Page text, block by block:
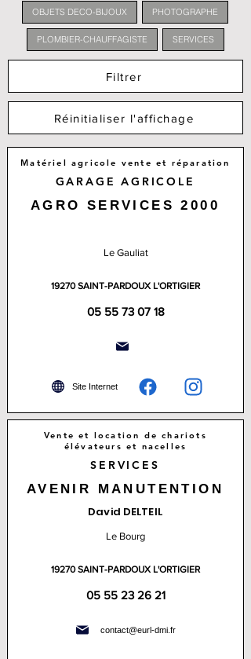
OBJETS DECO-BIJOUX PHOTOGRAPHE
PLOMBIER-CHAUFFAGISTE SERVICES
Filtrer
Réinitialiser l'affichage
Matériel agricole vente et réparation
GARAGE AGRICOLE
AGRO SERVICES 2000
Le Gauliat
19270 SAINT-PARDOUX L'ORTIGIER
05 55 73 07 18
Site Internet
Vente et location de chariots
élévateurs et nacelles
SERVICES
AVENIR MANUTENTION
David DELTEIL
Le Bourg
19270 SAINT-PARDOUX L'ORTIGIER
05 55 23 26 21
contact@eurl-dmi.fr